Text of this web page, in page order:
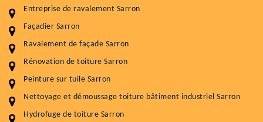
Entreprise de ravalement Sarron
Façadier Sarron
Ravalement de façade Sarron
Rénovation de toiture Sarron
Peinture sur tuile Sarron
Nettoyage et démoussage toiture bâtiment industriel Sarron
Hydrofuge de toiture Sarron
Entretenir votre toiture, c'est préserver sa
durabilité
Plus de 15 ans d'expérience en couverture et facade
Service